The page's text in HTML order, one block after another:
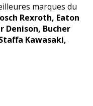
marques du
Rexroth, Eaton
Denison, Bucher
Kawasaki,